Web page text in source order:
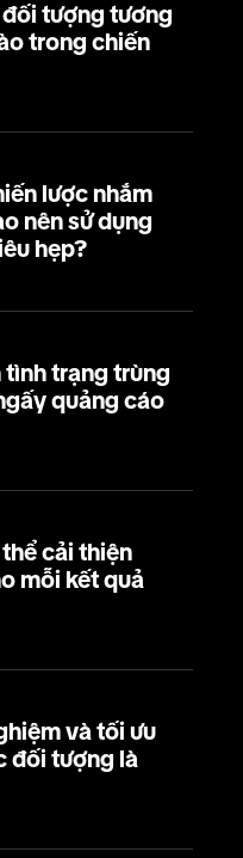
tượng tương
trong chiến
lược nhắm
nên sử dụng
hẹp?
tình trạng trùng
quảng cáo
cải thiện
mỗi kết quả
và tối ưu
đối tượng là